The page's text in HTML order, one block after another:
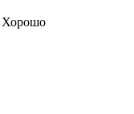
Хорошо